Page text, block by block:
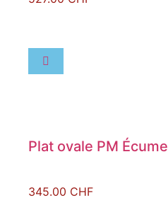
Plat ovale PM Écume
345.00 CHF